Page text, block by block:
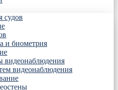
судов
и биометрия
видеонаблюдения
видеонаблюдения